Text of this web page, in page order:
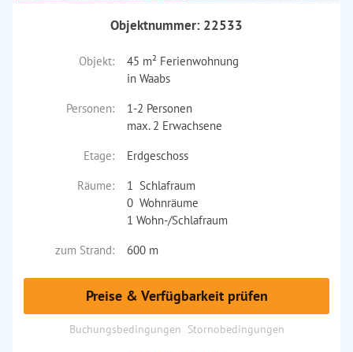
Objektnummer: 22533
Objekt:
45 m² Ferienwohnung
in Waabs
Personen:
1-2 Personen
max. 2 Erwachsene
Etage:
Erdgeschoss
Räume:
1 Schlafraum
0 Wohnräume
1 Wohn-/Schlafraum
zum Strand:
600 m
Preise & Verfügbarkeit prüfen
Buchungsbedingungen Stornobedingungen